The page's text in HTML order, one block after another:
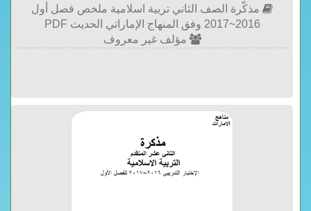
مذكّرة الصف الثاني تربية اسلامية ملخص فصل أول
2016~2017 وفق المنهاج الإماراتي الحديث PDF
مؤلف غير معروف